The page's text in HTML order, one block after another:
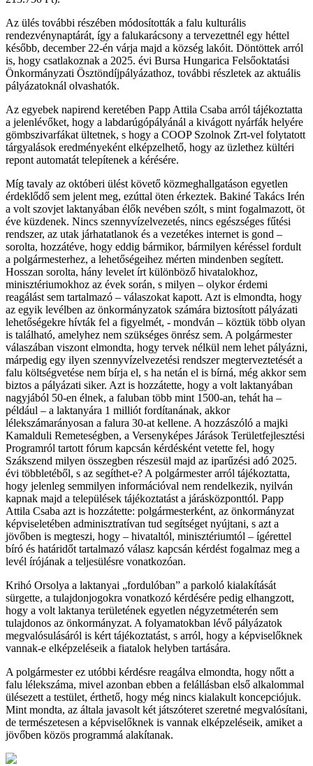
Az ülés további részében módosították a falu kulturális
rendezvénynaptárát, így a falukarácsony a tervezettnél egy héttel
később, december 22-én várja majd a község lakóit. Döntöttek arról
is, hogy csatlakoznak a 2025. évi Bursa Hungarica Felsőoktatási
Önkormányzati Ösztöndíjpályázathoz, további részletek az aktuális
pályázatoknál olvashatók.
Az egyebek napirend keretében Papp Attila Csaba arról tájékoztatta
a jelenlévőket, hogy a labdarúgópályánál a kivágott nyárfák helyére
gömbszivarfákat ültetnek, s hogy a COOP Szolnok Zrt-vel folytatott
tárgyalások eredményeként elképzelhető, hogy az üzlethez kültéri
repont automatát telepítenek a kérésére.
Míg tavaly az októberi ülést követő közmeghallgatáson egyetlen
érdeklődő sem jelent meg, ezúttal öten érkeztek. Bakiné Takács Irén
a volt szovjet laktanyában élők nevében szólt, s mint fogalmazott, öt
éve küzdenek. Nincs szennyvízelvezetés, nincs egészséges fűtési
rendszer, az utak járhatatlanok és a vezetékes internet is gond –
sorolta, hozzátéve, hogy eddig bármikor, bármilyen kéréssel fordult
a polgármesterhez, a lehetőségeihez mérten mindenben segített.
Hosszan sorolta, hány levelet írt különböző hivatalokhoz,
minisztériumokhoz az évek során, s milyen – olykor érdemi
reagálást sem tartalmazó – válaszokat kapott. Azt is elmondta, hogy
az egyik levélben az önkormányzatok számára biztosított pályázati
lehetőségekre hívták fel a figyelmét, - mondván – köztük több olyan
is található, amelyhez nem szükséges önrész sem. A polgármester
válaszában viszont elmondta, hogy tervek nélkül nem lehet pályázni,
márpedig egy ilyen szennyvízelvezetési rendszer megterveztetését a
falu költségvetése nem bírja el, s ha netán el is bírná, még akkor sem
biztos a pályázati siker. Azt is hozzátette, hogy a volt laktanyában
nagyjából 50-en élnek, a faluban több mint 1500-an, tehát ha –
például – a laktanyára 1 milliót fordítanának, akkor
lélekszámarányosan a falura 30-at kellene. A hozzászóló a majki
Kamalduli Remeteségben, a Versenyképes Járások Területfejlesztési
Programról tartott fórum kapcsán kérdésként vetette fel, hogy
Szákszend milyen összegben részesül majd az iparűzési adó 2025.
évi többletéből, s az segíthet-e? A polgármester arról tájékoztatta,
hogy jelenleg semmilyen információval nem rendelkezik, nyilván
kapnak majd a települések tájékoztatást a járásközponttól. Papp
Attila Csaba azt is hozzátette: polgármesterként, az önkormányzat
képviseletében adminisztratívan tud segítséget nyújtani, s azt a
jövőben is megteszi, hogy – hivataltól, minisztériumtól – ígérettel
bíró és határidőt tartalmazó válasz kapcsán kérdést fogalmaz meg a
levél írójának a teljesülésre vonatkozóan.
Krihó Orsolya a laktanyai „fordulóban” a parkoló kialakítását
sürgette, a tulajdonjogokra vonatkozó kérdésére pedig elhangzott,
hogy a volt laktanya területének egyetlen négyzetméterén sem
tulajdonos az önkormányzat. A folyamatokban lévő pályázatok
megvalósulásáról is kért tájékoztatást, s arról, hogy a képviselőknek
vannak-e elképzeléseik a fiatalok helyben tartására.
A polgármester ez utóbbi kérdésre reagálva elmondta, hogy nőtt a
falu lélekszáma, mivel azonban ebben a felállásban első alkalommal
ülésezett a testület, érthető, hogy még nincs kialakult koncepciójuk.
Mint mondta, az általa javasolt két játszóteret szeretné megvalósítani,
de természetesen a képviselőknek is vannak elképzeléseik, amiket a
jövőben közös programmá alakítanak.